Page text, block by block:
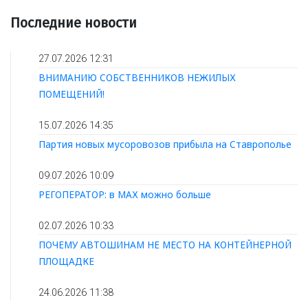
Последние новости
27.07.2026 12:31
ВНИМАНИЮ СОБСТВЕННИКОВ НЕЖИЛЫХ
ПОМЕЩЕНИЙ!
15.07.2026 14:35
Партия новых мусоровозов прибыла на Ставрополье
09.07.2026 10:09
РЕГОПЕРАТОР: в МАХ можно больше
02.07.2026 10:33
ПОЧЕМУ АВТОШИНАМ НЕ МЕСТО НА КОНТЕЙНЕРНОЙ
ПЛОЩАДКЕ
24.06.2026 11:38